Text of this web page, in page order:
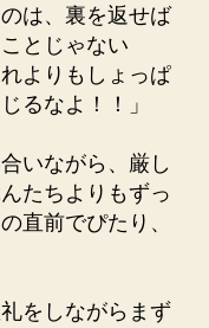
は、裏を返せば
とじゃない
よりもしょっぱ
るなよ！！」
いながら、厳し
たちよりもずっ
直前でぴたり、
をしながらまず